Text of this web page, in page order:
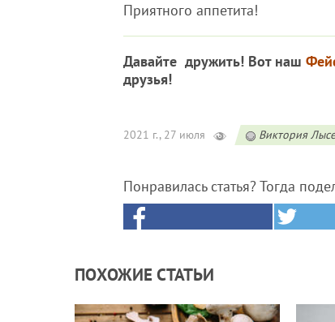
Приятного аппетита!
Давайте дружить! Вот наш
друзья!
2021 г., 27 июля Виктория
Понравилась статья? Тогда
ПОХОЖИЕ СТАТЬИ